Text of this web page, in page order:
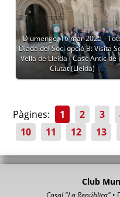
Diumenge, 16 mar 2025 -
Diada del Soci opció B: Visita
Vella de Lleida i Casc Antic de
Ciutat (Lleida)
Pàgines: 1 2 3
10
11 12 13
Club
Casal "La República" •